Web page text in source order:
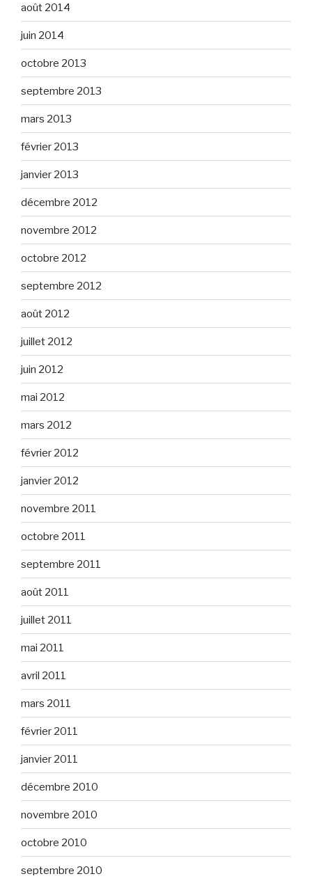
août 2014
juin 2014
octobre 2013
septembre 2013
mars 2013
février 2013
janvier 2013
décembre 2012
novembre 2012
octobre 2012
septembre 2012
août 2012
juillet 2012
juin 2012
mai 2012
mars 2012
février 2012
janvier 2012
novembre 2011
octobre 2011
septembre 2011
août 2011
juillet 2011
mai 2011
avril 2011
mars 2011
février 2011
janvier 2011
décembre 2010
novembre 2010
octobre 2010
septembre 2010